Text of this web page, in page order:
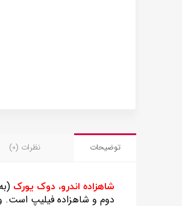
توضیحات نظرات (0)
شاهزاده اندرو، دوک یورک
دوم و شاهزاده فیلیپ است.